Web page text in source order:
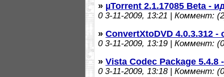
» µTorrent 2.1.17085 Beta -
03-11-2009, 13:21 | Коммент:
» ConvertXtoDVD 4.0.3.312 -
03-11-2009, 13:19 | Коммент:
» Vista Codec Package 5.4.8
03-11-2009, 13:18 | Коммент: